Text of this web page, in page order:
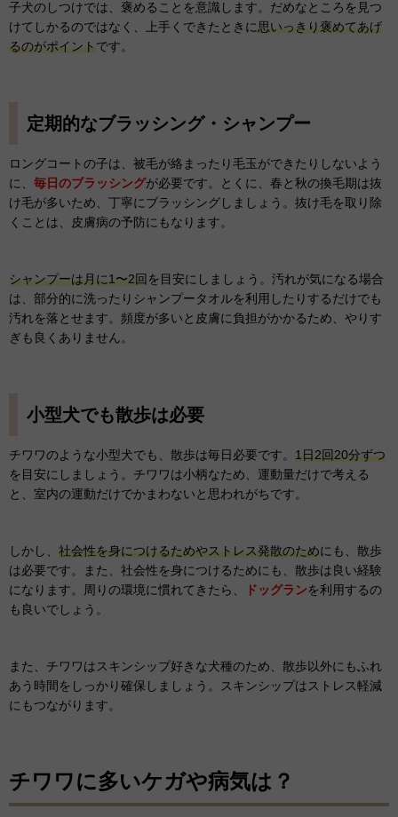
子犬のしつけでは、褒めることを意識します。だめなところを見つ
けてしかるのではなく、上手くできたときに思いっきり褒めてあげ
るのがポイントです。
定期的なブラッシング・シャンプー
ロングコートの子は、被毛が絡まったり毛玉ができたりしないよう
に、 毎日のブラッシングが必要です。とくに、春と秋の換毛期は抜
け毛が多いため、丁寧にブラッシングしましょう。抜け毛を取り除
くことは、皮膚病の予防にもなります。
シャンプーは月に1〜2回を目安にしましょう。汚れが気になる場合
は、部分的に洗ったりシャンプータオルを利用したりするだけでも
汚れを落とせます。頻度が多いと皮膚に負担がかかるため、やりす
ぎも良くありません。
小型犬でも散歩は必要
チワワのような小型犬でも、散歩は毎日必要です。 1日2回20分ずつ
を目安にしましょう。チワワは小柄なため、運動量だけで考える
と、室内の運動だけでかまわないと思われがちです。
しかし、 社会性を身につけるためやストレス発散のためにも、散歩
は必要です。また、社会性を身につけるためにも、散歩は良い経験
になります。周りの環境に慣れてきたら、
ドッグランを利用するの
も良いでしょう。
また、チワワはスキンシップ好きな犬種のため、散歩以外にもふれ
あう時間をしっかり確保しましょう。スキンシップはストレス軽減
にもつながります。
チワワに多いケガや病気は？